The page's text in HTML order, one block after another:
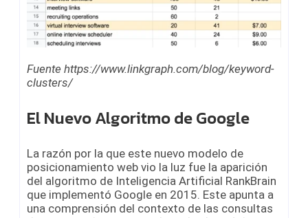
Fuente https://www.linkgraph.com/blog/keyword-
clusters/
El Nuevo Algoritmo de Google
La razón por la que este nuevo modelo de
posicionamiento web vio la luz fue la aparición
del algoritmo de Inteligencia Artificial RankBrain
que implementó Google en 2015. Este apunta a
una comprensión del contexto de las consultas